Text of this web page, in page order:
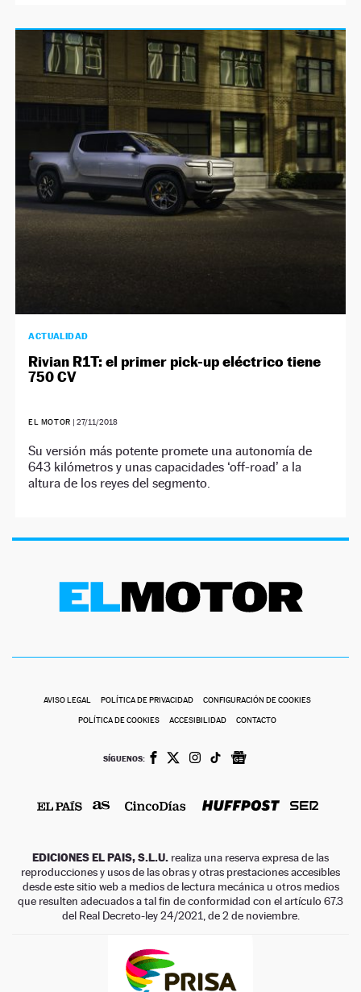
ACTUALIDAD
Rivian R1T: el primer pick-up eléctrico tiene
750 CV
EL MOTOR | 27/11/2018
Su versión más potente promete una autonomía de
643 kilómetros y unas capacidades ‘off-road’ a la
altura de los reyes del segmento.
AVISO LEGAL POLÍTICA DE PRIVACIDAD CONFIGURACIÓN DE COOKIES
POLÍTICA DE COOKIES ACCESIBILIDAD CONTACTO
SÍGUENOS:
EDICIONES EL PAIS, S.L.U. realiza una reserva expresa de las
reproducciones y usos de las obras y otras prestaciones accesibles
desde este sitio web a medios de lectura mecánica u otros medios
que resulten adecuados a tal fin de conformidad con el artículo 67.3
del Real Decreto-ley 24/2021, de 2 de noviembre.